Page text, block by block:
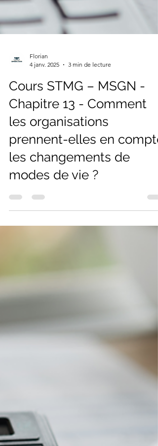
Florian
Cours STMG – MSGN -
Chapitre 13 - Comment
les organisations
les changements de
modes de vie ?